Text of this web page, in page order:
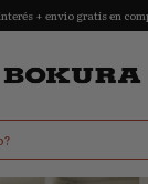
+ envío gratis en